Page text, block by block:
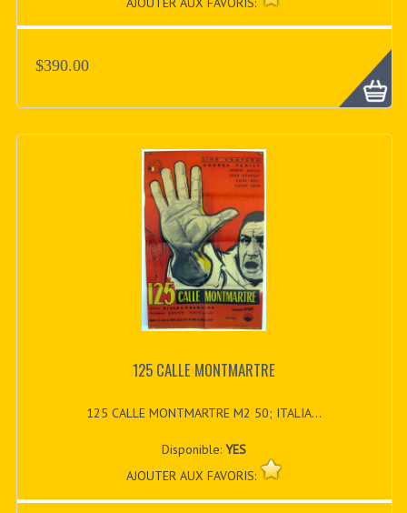
$390.00
125 CALLE MONTMARTRE
125 CALLE MONTMARTRE M2 50; ITALIA...
Disponible:YES
AJOUTER AUX FAVORIS: